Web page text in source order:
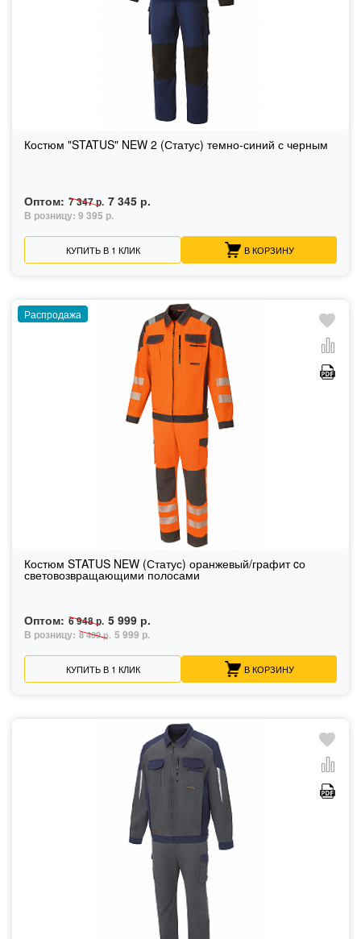
Костюм "STATUS" NEW 2 (Статус) темно-синий с черным
Оптом: 7 347 р. 7 345 р.
В розницу: 9 395 р.
КУПИТЬ В 1 КЛИК В КОРЗИНУ
Распродажа
Костюм STATUS NEW (Статус) оранжевый/графит cо
световозвращающими полосами
Оптом: 6 948 р. 5 999 р.
В розницу: 8 499 р. 5 999 р.
КУПИТЬ В 1 КЛИК В КОРЗИНУ